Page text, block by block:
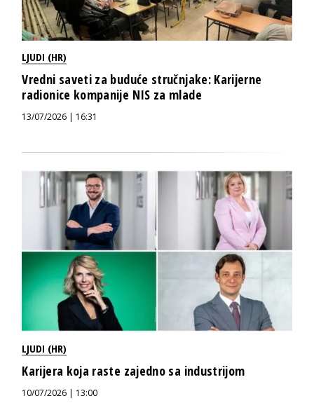
LJUDI (HR)
Vredni saveti za buduće stručnjake: Karijerne
radionice kompanije NIS za mlade
13/07/2026 | 16:31
LJUDI (HR)
Karijera koja raste zajedno sa industrijom
10/07/2026 | 13:00